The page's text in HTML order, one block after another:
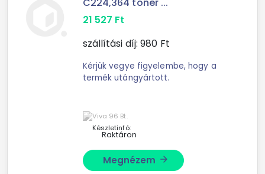
21 527 Ft
szállítási díj: 980 Ft
Kérjük vegye figyelembe, hogy a
termék utángyártott.
Készletinfó:
Raktáron
Megnézem arrow_forward